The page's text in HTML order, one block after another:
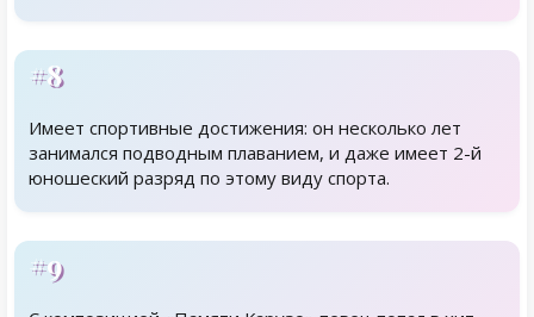
#8
Имеет спортивные достижения: он несколько лет
занимался подводным плаванием, и даже имеет 2-й
юношеский разряд по этому виду спорта.
#9